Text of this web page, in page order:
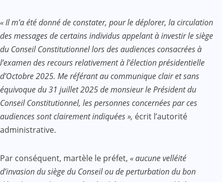
« Il m’a été donné de constater, pour le déplorer, la circulation
des messages de certains individus appelant à investir le siège
du Conseil Constitutionnel lors des audiences consacrées à
l’examen des recours relativement à l’élection présidentielle
d’Octobre 2025. Me référant au communique clair et sans
équivoque du 31 juillet 2025 de monsieur le Président du
Conseil Constitutionnel, les personnes concernées par ces
audiences sont clairement indiquées », écrit l’autorité
administrative.
Par conséquent, martèle le préfet, « aucune velléité
d’invasion du siège du Conseil ou de perturbation du bon